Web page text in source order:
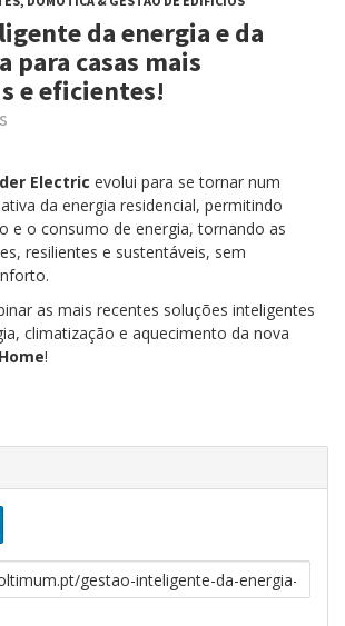
da energia e da
para casas mais
e eficientes!
Electric evolui para se tornar num
da energia residencial, permitindo
e o consumo de energia, tornando as
resilientes e sustentáveis, sem
as mais recentes soluções inteligentes
climatização e aquecimento da nova
!